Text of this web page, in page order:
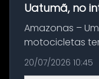
Uatumã, no
Amazonas –
motocicletas
Figueiredo de
de São
20/07/2026 10:45